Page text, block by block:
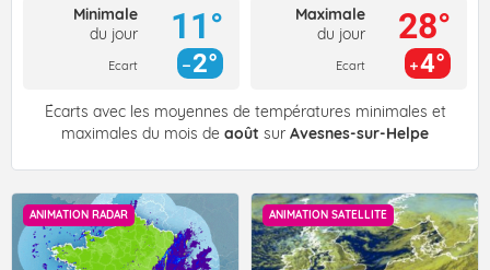
Minimale
du jour
Ecart
11°
2°
Maximale
du jour
Ecart
28°
4°
Écarts avec les moyennes de températures minimales et
maximales du mois de août sur Avesnes-sur-Helpe
ANIMATION RADAR ANIMATION SATELLITE